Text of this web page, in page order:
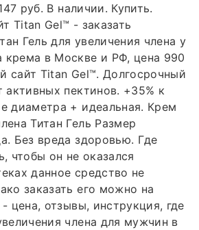
руб. В наличии. Купить.
Titan Gel™ - заказать
Гель для увеличения члена у
в Москве и РФ, цена 990
сайт Titan Gel™. Долгосрочный
активных пектинов. +35% к
диаметра + идеальная. Крем
Титан Гель Размер
Без вреда здоровью. Где
чтобы он не оказался
данное средство не
заказать его можно на
- цена, отзывы, инструкция, где
члена для мужчин в